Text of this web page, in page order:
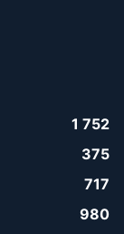
1 752
375
717
980